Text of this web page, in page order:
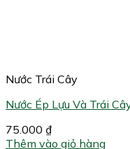
Nước Trái Cây
Nước Ép Lựu Và Trái
75.000 ₫
Thêm vào giỏ hàng